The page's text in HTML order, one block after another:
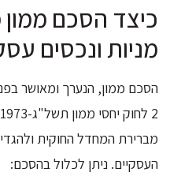
כיצד הסכם
מניות ונכסים
הסכם ממון, הנערך ומאושר
מברירת המחדל החוקית
העסקיים. ניתן לכלול בהסכם: